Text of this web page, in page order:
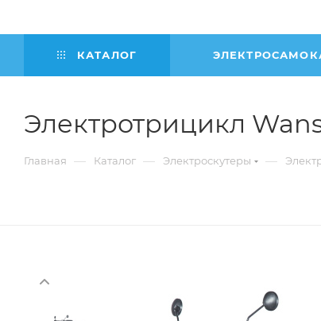
КАТАЛОГ
Электротрицикл
Главная — Каталог — Электроскутеры —